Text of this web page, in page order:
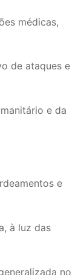
médicas,
de ataques e
e da
e
à luz das
no